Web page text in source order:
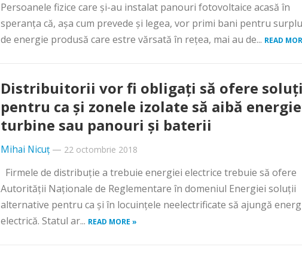
Persoanele fizice care şi-au instalat panouri fotovoltaice acasă în
speranţa că, aşa cum prevede şi legea, vor primi bani pentru
de energie produsă care estre vărsată în reţea, mai au de... READ
Distribuitorii vor fi obligaţi să ofere
pentru ca şi zonele izolate să aibă
turbine sau panouri şi baterii
Mihai Nicuț— 22 octombrie 2018
Firmele de distribuţie a trebuie energiei electrice trebuie să ofere
Autorităţii Naţionale de Reglementare în domeniul Energiei soluţii
alternative pentru ca şi în locuinţele neelectrificate să ajungă
electrică. Statul ar... READ MORE »